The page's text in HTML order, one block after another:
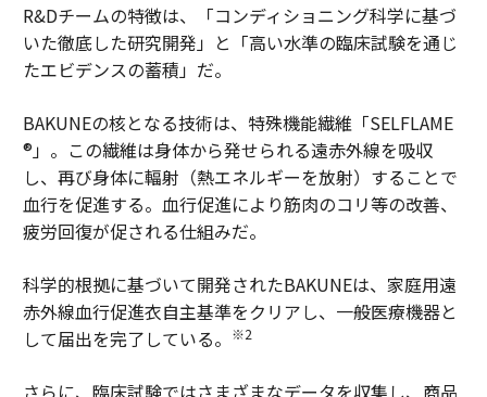
R&Dチームの特徴は、「コンディショニング科学に基づ
いた徹底した研究開発」と「高い水準の臨床試験を通じ
たエビデンスの蓄積」だ。
BAKUNEの核となる技術は、特殊機能繊維「SELFLAME
®」。この繊維は身体から発せられる遠赤外線を吸収
し、再び身体に輻射（熱エネルギーを放射）することで
血行を促進する。血行促進により筋肉のコリ等の改善、
疲労回復が促される仕組みだ。
科学的根拠に基づいて開発されたBAKUNEは、家庭用遠
赤外線血行促進衣自主基準をクリアし、一般医療機器と
して届出を完了している。
※2
さらに、臨床試験ではさまざまなデータを収集し、商品